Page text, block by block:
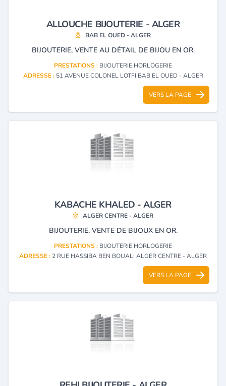
ALLOUCHE BIJOUTERIE - ALGER
BAB EL OUED - ALGER
BIJOUTERIE, VENTE AU DÉTAIL DE BIJOU EN OR.
PRESTATIONS : BIJOUTERIE HORLOGERIE
ADRESSE : 51 AVENUE COLONEL LOTFI BAB EL OUED - ALGER
VERS LA PAGE
KABACHE KHALED - ALGER
ALGER CENTRE - ALGER
BIJOUTERIE, VENTE DE BIJOUX EN OR.
PRESTATIONS : BIJOUTERIE HORLOGERIE
ADRESSE : 2 RUE HASSIBA BEN BOUALI ALGER CENTRE - ALGER
VERS LA PAGE